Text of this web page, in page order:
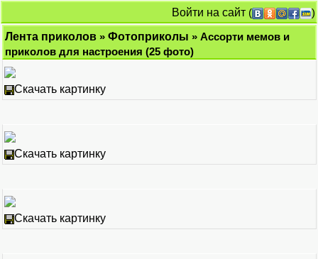
Войти на сайт (
)
Лента приколов » Фотоприколы » Ассорти мемов и
приколов для настроения (25 фото)
Скачать картинку
Скачать картинку
Скачать картинку